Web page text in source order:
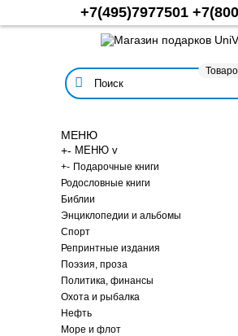
+7(495)7977501
МЕНЮ
+- МЕНЮ v
+- Подарочные книги
Родословные книги
Библии
Энциклопедии и альбомы
Спорт
Репринтные издания
Поэзия, проза
Политика, финансы
Охота и рыбалка
Нефть
Море и флот